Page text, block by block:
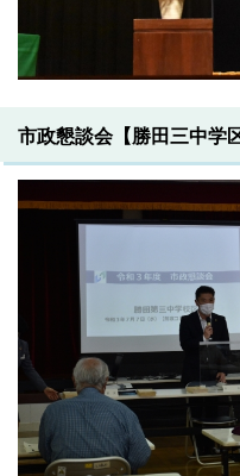
市政懇談会【勝田三中学